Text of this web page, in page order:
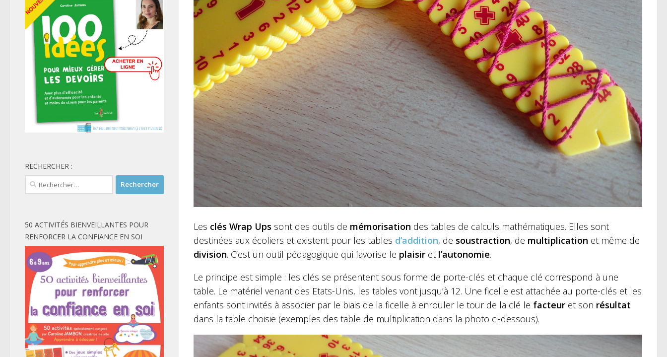
Les clés Wrap Ups sont des outils de mémorisation des tables de calculs mathématiques. Elles sont
destinées aux écoliers et existent pour les tables d’addition, de soustraction, de multiplication et même de
division. C’est un outil pédagogique qui favorise le plaisir et l’autonomie.
Le principe est simple : les clés se présentent sous forme de porte-clés et chaque clé correspond à une
table. Le matériel venant des Etats-Unis, les tables vont jusqu’à 12. Une ficelle est attachée au porte-clés et les
enfants sont invités à associer par le biais de la ficelle à enrouler le tour de la clé le facteur et son résultat
dans la table choisie (exemples des table de multiplication dans la photo ci-dessous).
RECHERCHER :
Rechercher :
50 ACTIVITÉS BIENVEILLANTES POUR
RENFORCER LA CONFIANCE EN SOI